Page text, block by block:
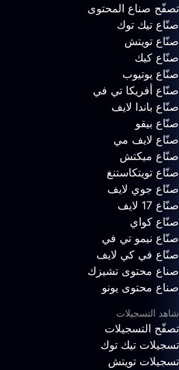
تصفّح صناع المحتوى
صنّاع تيك توك
صنّاع تويتش
صنّاع كيك
صنّاع يوتيوب
صنّاع أفريكا تي في
صنّاع باندا لايف
صنّاع بيقو
صنّاع لايف مي
صنّاع ميكتش
صنّاع تويتكاستنغ
صنّاع جوي لايف
صنّاع 17 لايف
صنّاع كواي
صنّاع نيمو تي في
صنّاع في كي لايف
صناع محتوى تشيزك
صناع محتوى يونو
شاهد التسجيلات
تصفّح التسجيلات
تسجيلات تيك توك
تسجيلات تويتش